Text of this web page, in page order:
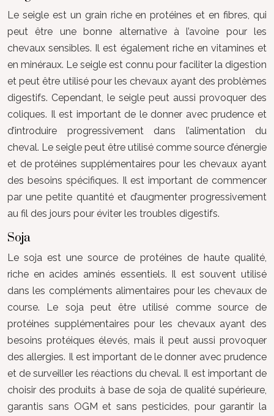
Le seigle est un grain riche en protéines et en fibres, qui
peut être une bonne alternative à l’avoine pour les
chevaux sensibles. Il est également riche en vitamines et
en minéraux. Le seigle est connu pour faciliter la digestion
et peut être utilisé pour les chevaux ayant des problèmes
digestifs. Cependant, le seigle peut aussi provoquer des
coliques. Il est important de le donner avec prudence et
d’introduire progressivement dans l’alimentation du
cheval. Le seigle peut être utilisé comme source d’énergie
et de protéines supplémentaires pour les chevaux ayant
des besoins spécifiques. Il est important de commencer
par une petite quantité et d’augmenter progressivement
au fil des jours pour éviter les troubles digestifs.
Soja
Le soja est une source de protéines de haute qualité,
riche en acides aminés essentiels. Il est souvent utilisé
dans les compléments alimentaires pour les chevaux de
course. Le soja peut être utilisé comme source de
protéines supplémentaires pour les chevaux ayant des
besoins protéiques élevés, mais il peut aussi provoquer
des allergies. Il est important de le donner avec prudence
et de surveiller les réactions du cheval. Il est important de
choisir des produits à base de soja de qualité supérieure,
garantis sans OGM et sans pesticides, pour garantir la